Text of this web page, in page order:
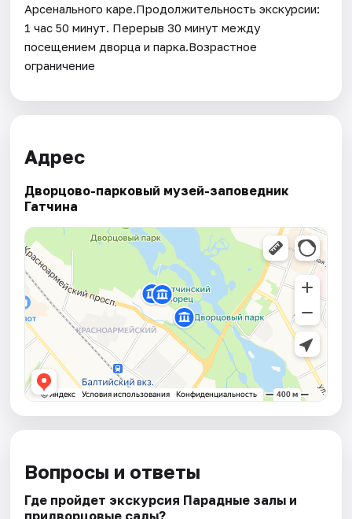
Арсенального каре.Продолжительность экскурсии:
1 час 50 минут. Перерыв 30 минут между
посещением дворца и парка.Возрастное
ограничение
Адрес
Дворцово-парковый музей-заповедник
Гатчина
Вопросы и ответы
Где пройдет экскурсия Парадные залы и